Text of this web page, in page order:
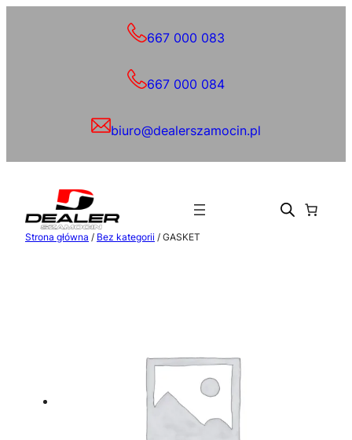
667 000 083
667 000 084
biuro@dealerszamocin.pl
Strona główna / Bez kategorii / GASKET